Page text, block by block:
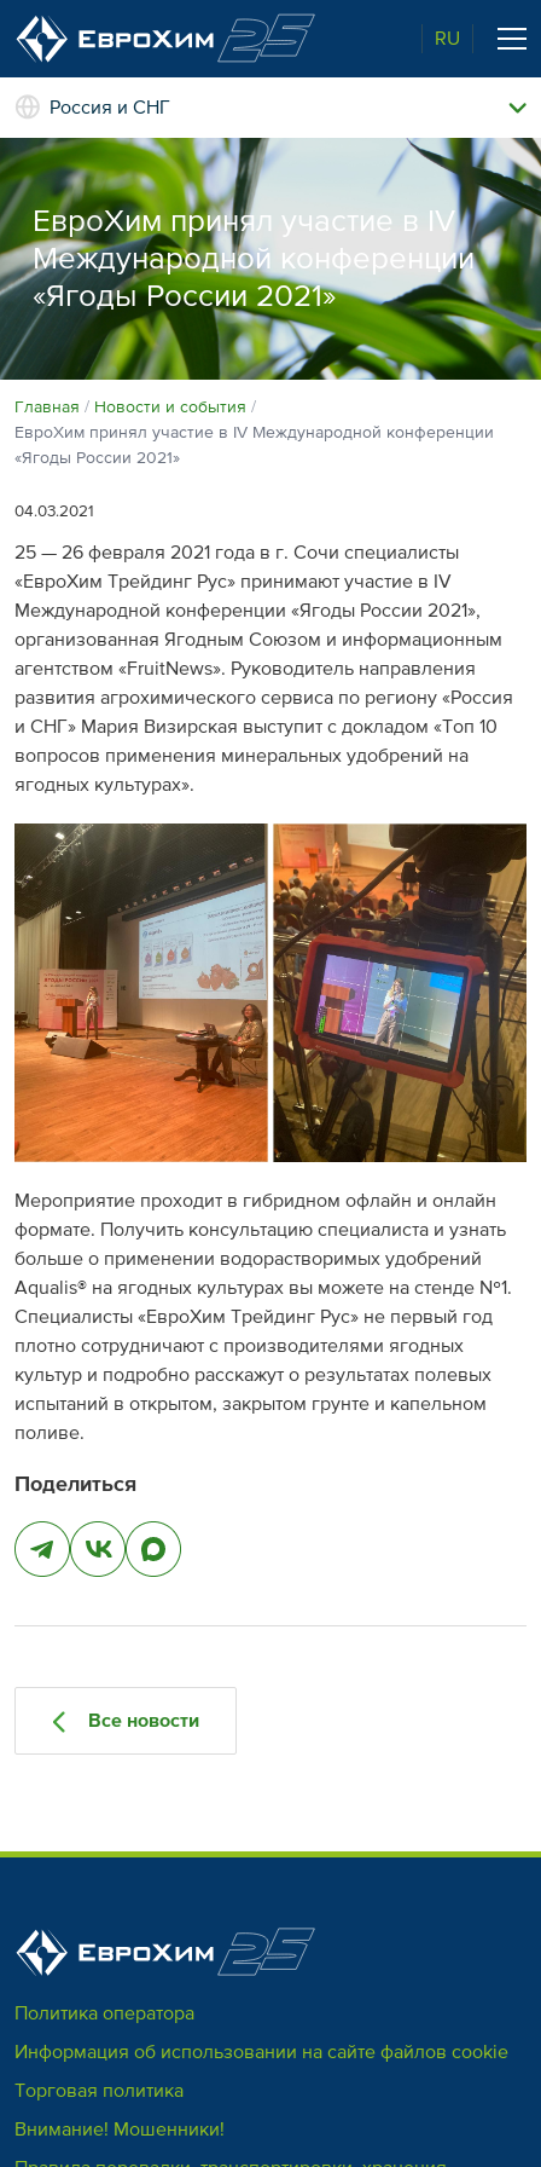
RU
Наши удобрения
О нас
Поддержка и сопровождение
Качество от лидера рынка
Экологичность
Агросервис
Агроэкспертиза
Полевые опыты
Новости и события
Наши контакты
Центр знаний
Россия и СНГ
ЕвроХим принял участие в IV
Международной конференции
«Ягоды России 2021»
Главная
Новости и события
ЕвроХим принял участие в IV Международной конференции
«Ягоды России 2021»
04.03.2021
25 — 26 февраля 2021 года в г. Сочи специалисты
«ЕвроХим Трейдинг Рус» принимают участие в IV
Международной конференции «Ягоды России 2021»,
организованная Ягодным Cоюзом и информационным
агентством «FruitNews». Руководитель направления
развития агрохимического сервиса по региону «Россия
и СНГ» Мария Визирская выступит с докладом «Топ 10
вопросов применения минеральных удобрений на
ягодных культурах».
Мероприятие проходит в гибридном офлайн и онлайн
формате. Получить консультацию специалиста и узнать
больше о применении водорастворимых удобрений
Aqualis® на ягодных культурах вы можете на стенде №1.
Специалисты «ЕвроХим Трейдинг Рус» не первый год
плотно сотрудничают с производителями ягодных
культур и подробно расскажут о результатах полевых
испытаний в открытом, закрытом грунте и капельном
поливе.
Поделиться
Все новости
Политика оператора
Информация об использовании на сайте файлов cookie
Торговая политика
Внимание! Мошенники!